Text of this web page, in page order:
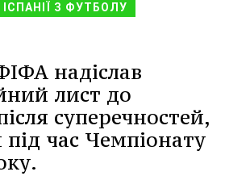
ІСПАНІЇ З ФУТБОЛУ
надіслав
лист до
суперечностей,
час Чемпіонату